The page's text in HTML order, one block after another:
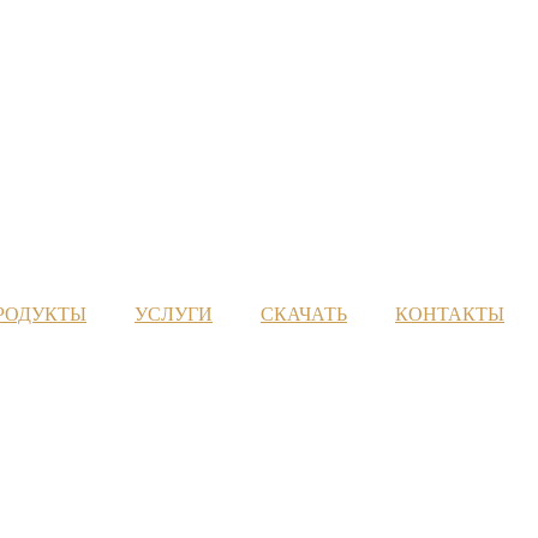
УСЛУГИ СКАЧАТЬ КОНТАКТЫ